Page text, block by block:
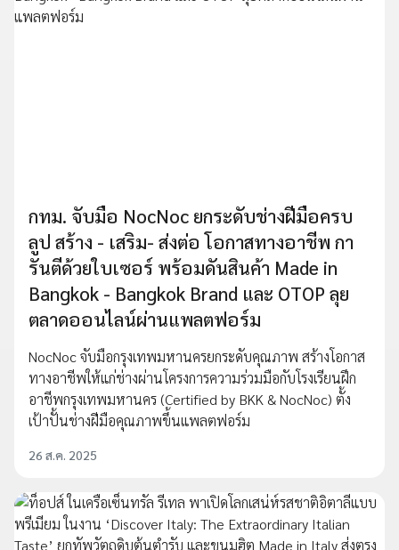
กทม. จับมือ NocNoc ยกระดับช่างฝีมือครบ
ลูป สร้าง - เสริม- ส่งต่อ โอกาสทางอาชีพ กา
รันตีด้วยใบเซอร์ พร้อมดันสินค้า Made in
Bangkok - Bangkok Brand และ OTOP ลุย
ตลาดออนไลน์ผ่านแพลตฟอร์ม
NocNoc จับมือกรุงเทพมหานครยกระดับคุณภาพ สร้างโอกาส
ทางอาชีพให้แก่ช่างผ่านโครงการความร่วมมือกับโรงเรียนฝึก
อาชีพกรุงเทพมหานคร (Certified by BKK & NocNoc) ตั้ง
เป้าปั้นช่างฝีมือคุณภาพขึ้นแพลตฟอร์ม
26 ส.ค. 2025